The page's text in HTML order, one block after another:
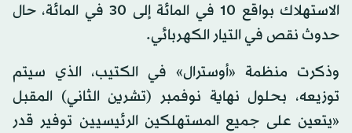
الاستهلاك بواقع 10 في المائة إلى 30 في المائة، حال
حدوث نقص في التيار الكهربائي.
وذكرت منظمة «أوسترال» في الكتيب، الذي سيتم
توزيعه، بحلول نهاية نوفمبر (تشرين الثاني) المقبل
«يتعين على جميع المستهلكين الرئيسيين توفير قدر